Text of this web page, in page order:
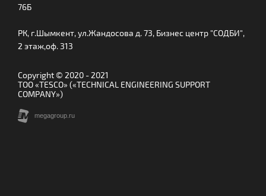
76Б
РК, г.Шымкент, ул.Жандосова д. 73, Бизнес центр "СОДБИ",
2 этаж,оф. 313
Copyright © 2020 - 2021
ТОО «TESCO» («TECHNICAL ENGINEERING SUPPORT
COMPANY»)